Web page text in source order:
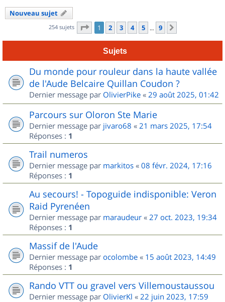
Nouveau sujet
254 sujets Page 1sur
1 2 3 4 5 … 9
Sujets
Du monde pour rouleur dans la haute vallée
de l'Aude Belcaire Quillan Coudon ?
Dernier message par OlivierPike « 29 août 2025, 01:42
Parcours sur Oloron Ste Marie
Dernier message par jivaro68 « 21 mars 2025, 17:54
Réponses : 1
Trail numeros
Dernier message par markitos « 08 févr. 2024, 17:16
Réponses : 1
Au secours! - Topoguide indisponible: Veron
Raid Pyrenéen
Dernier message par maraudeur « 27 oct. 2023, 19:34
Réponses : 1
Massif de l'Aude
Dernier message par ocolombe « 15 août 2023, 14:49
Réponses : 1
Rando VTT ou gravel vers Villemoustaussou
Dernier message par OlivierKl « 22 juin 2023, 17:59